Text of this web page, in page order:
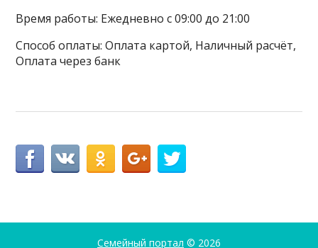
Время работы: Ежедневно с 09:00 до 21:00
Способ оплаты: Оплата картой, Наличный расчёт,
Оплата через банк
Семейный портал © 2026